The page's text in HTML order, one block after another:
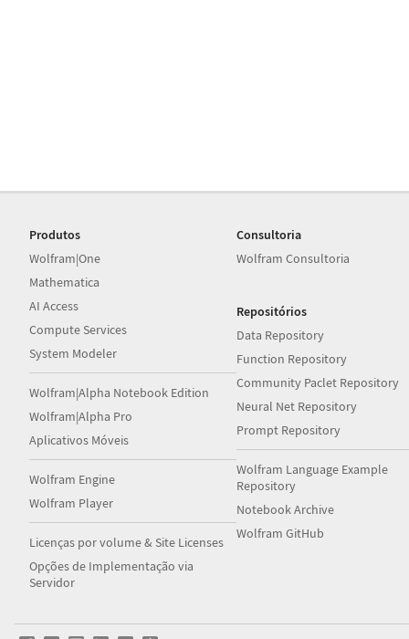
Produtos
Wolfram|One
Mathematica
AI Access
Compute Services
System Modeler
Wolfram|Alpha Notebook Edition
Wolfram|Alpha Pro
Aplicativos Móveis
Wolfram Engine
Wolfram Player
Licenças por volume & Site Licenses
Opções de Implementação via
Servidor
Consultoria
Wolfram Consultoria
Repositórios
Data Repository
Function Repository
Community Paclet Repository
Neural Net Repository
Prompt Repository
Wolfram Language Example
Repository
Notebook Archive
Wolfram GitHub